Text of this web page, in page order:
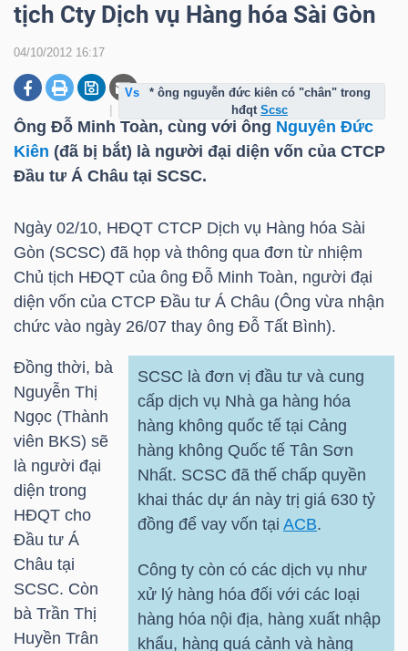
tịch Cty Dịch vụ Hàng hóa Sài Gòn
04/10/2012 16:17
* ông nguyễn đức kiên có "chân" trong
hđqt
scsc
Ông Đỗ Minh Toàn, cùng với ông Nguyễn Đức
Kiên (đã bị bắt) là người đại diện vốn của CTCP
Đầu tư Á Châu tại SCSC.
Ngày 02/10, HĐQT CTCP Dịch vụ Hàng hóa Sài
Gòn (SCSC) đã họp và thông qua đơn từ nhiệm
Chủ tịch HĐQT của ông Đỗ Minh Toàn, người đại
diện vốn của CTCP Đầu tư Á Châu (Ông vừa nhận
chức vào ngày 26/07 thay ông Đỗ Tất Bình).
SCSC là đơn vị đầu tư và cung
cấp dịch vụ Nhà ga hàng hóa
hàng không quốc tế tại Cảng
hàng không Quốc tế Tân Sơn
Nhất. SCSC đã thế chấp quyền
khai thác dự án này trị giá 630 tỷ
đồng để vay vốn tại ACB.
Công ty còn có các dịch vụ như
xử lý hàng hóa đối với các loại
hàng hóa nội địa, hàng xuất nhập
khẩu, hàng quá cảnh và hàng
Đồng thời, bà
Nguyễn Thị
Ngọc (Thành
viên BKS) sẽ
là người đại
diện trong
HĐQT cho
Đầu tư Á
Châu tại
SCSC. Còn
bà Trần Thị
Huyền Trân
CHỨNG
DOANH
NGHIỆP
BẤT
ĐỘNG
SẢN
TÀI
CHÍNH
HÀNG
HÓA
KINH
TẾ